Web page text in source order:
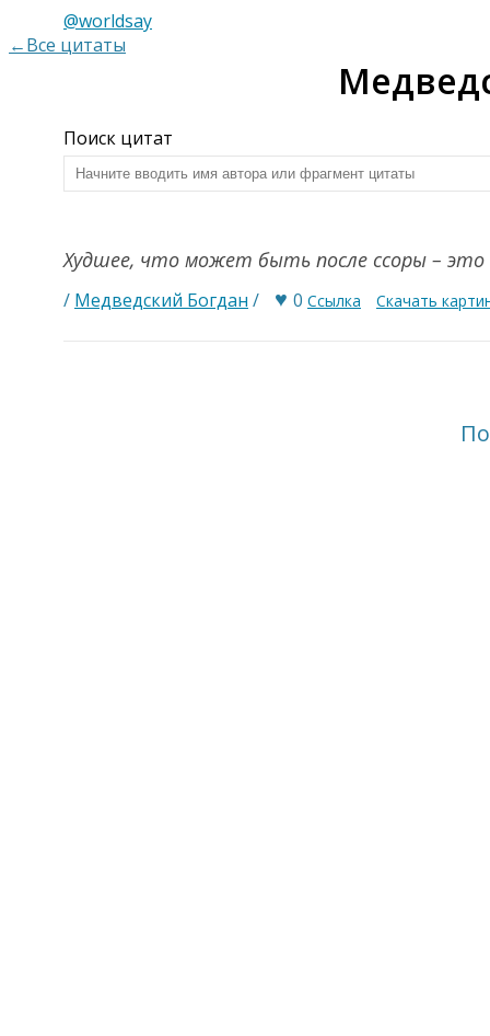
@worldsay
←Все цитаты
Поиск цитат
Худшее, что может быть после ссоры –
/ Медведский Богдан / ♥ 0 Ссылка Скачать